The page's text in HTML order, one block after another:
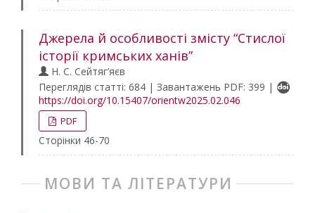
Джерела й особливості змісту “Стислої
історії кримських ханів”
Н. С. Сейтяг’яєв
Переглядів статті: 684 | Завантажень PDF: 399 |
https://doi.org/10.15407/orientw2025.02.046
PDF
Сторінки 46-70
МОВИ ТА ЛІТЕРАТУРИ